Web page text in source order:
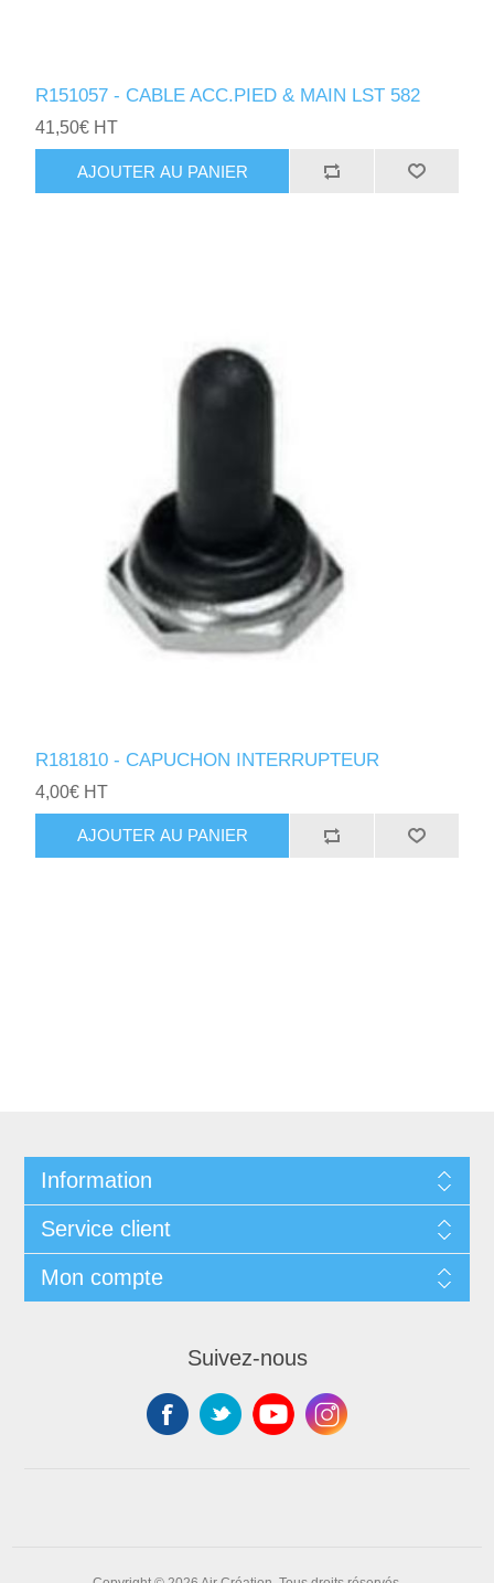
R151057 - CABLE ACC.PIED & MAIN LST 582
41,50€ HT
AJOUTER AU PANIER
R181810 - CAPUCHON INTERRUPTEUR
4,00€ HT
AJOUTER AU PANIER
Information
Service client
Mon compte
Suivez-nous